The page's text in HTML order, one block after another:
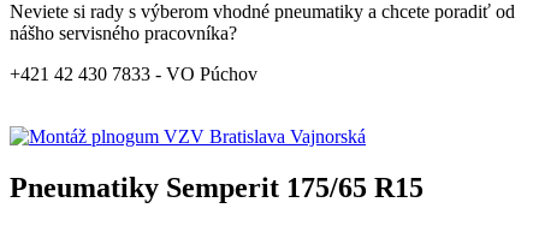
Neviete si rady s výberom vhodné pneumatiky a chcete poradiť od
nášho servisného pracovníka?
+421 42 430 7833 - VO Púchov
Pneumatiky Semperit 175/65 R15